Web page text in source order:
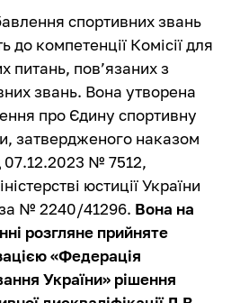
спортивних звань
до компетенції Комісії для
питань, пов’язаних з
звань. Вона утворена
про Єдину спортивну
затвердженого наказом
07.12.2023 № 7512,
юстиції України
№ 2240/41296. Вона на
розгляне прийняте
«Федерація
України» рішення